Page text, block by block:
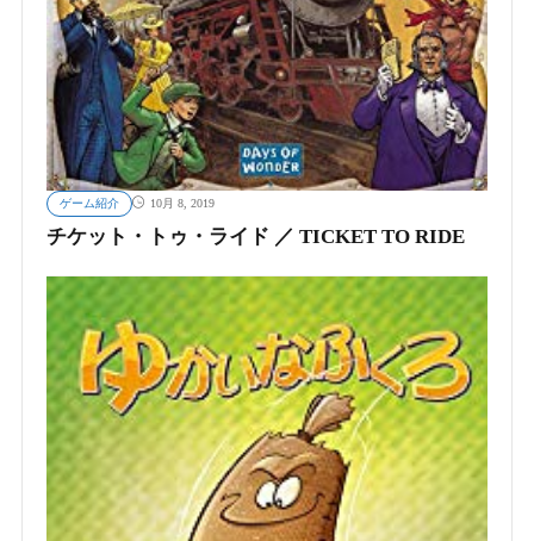
ゲーム紹介 10月 8, 2019
チケット・トゥ・ライド ／ TICKET TO RIDE